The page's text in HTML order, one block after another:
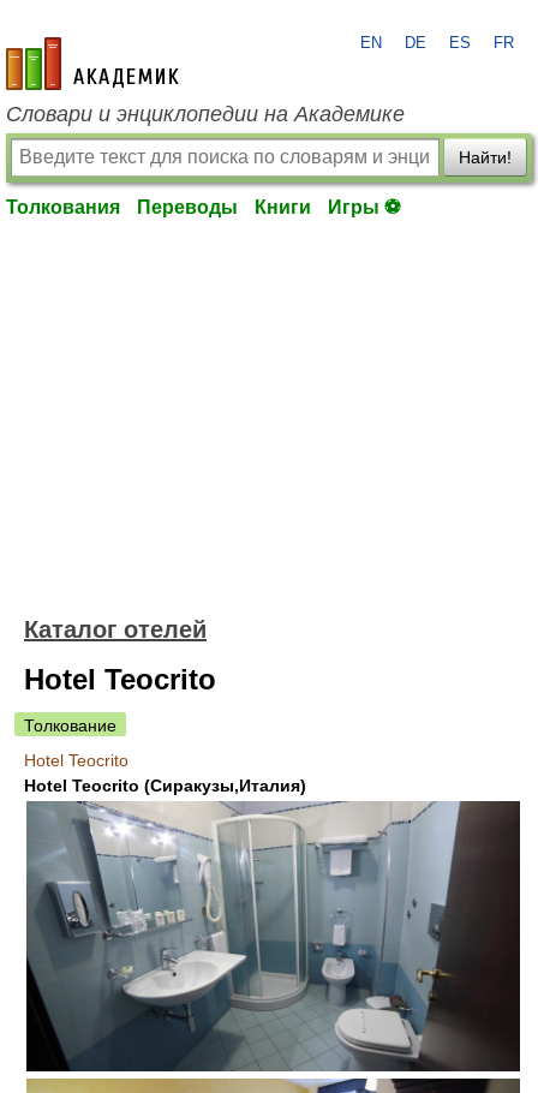
academic.ru
EN DE ES FR
Словари и энциклопедии на Академике
Найти!
Толкования Переводы Книги Игры ⚽
Каталог отелей
Hotel Teocrito
Толкование
Hotel Teocrito
Hotel Teocrito (Сиракузы,Италия)